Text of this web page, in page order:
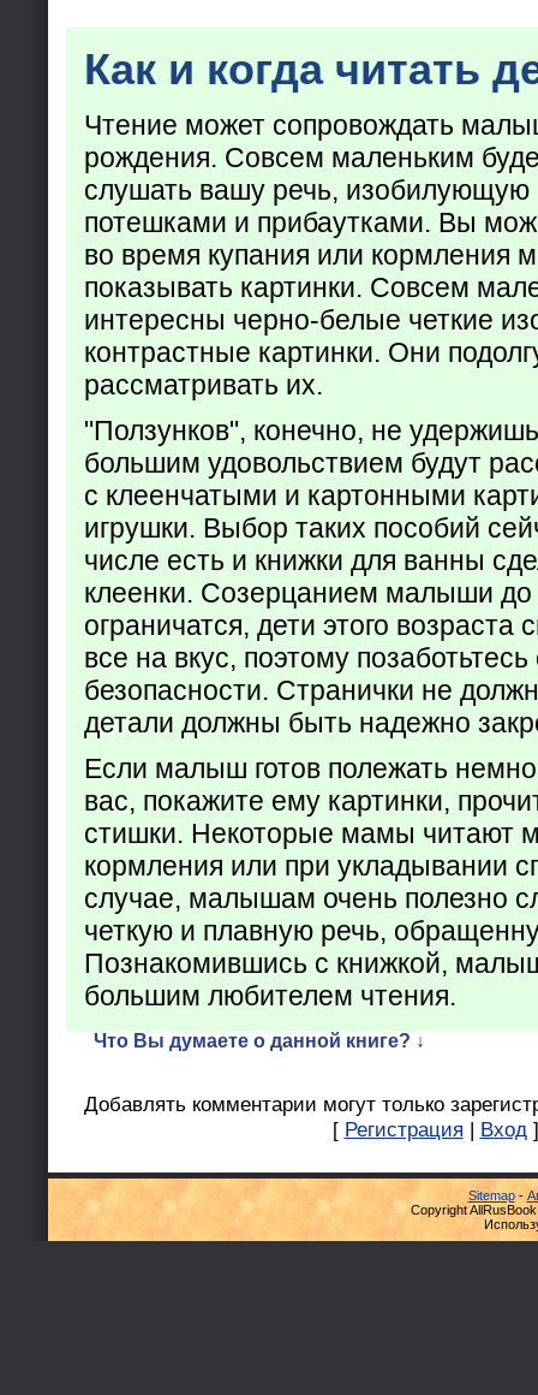
Как и когда читать
Чтение может сопровождать
рождения. Совсем маленьким
слушать вашу речь,
потешками и прибаутками. Вы
во время купания или кормления
показывать картинки. Совсем
интересны черно-белые четкие
контрастные картинки. Они
рассматривать их.
"Ползунков", конечно, не
большим удовольствием будут
с клеенчатыми и картонными
игрушки. Выбор таких пособий
числе есть и книжки для ванны
клеенки. Созерцанием малыши до
ограничатся, дети этого возраста
все на вкус, поэтому позаботьтесь
безопасности. Странички не
детали должны быть надежно
Если малыш готов полежать
вас, покажите ему картинки,
стишки. Некоторые мамы читают
кормления или при укладывании
случае, малышам очень полезно
четкую и плавную речь,
Познакомившись с книжкой,
большим любителем чтения.
Что Вы думаете о данной книге? ↓
Добавлять комментарии могут только
[ Регистрация | Вход ]
Sitemap-
Copyright